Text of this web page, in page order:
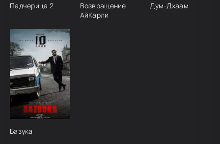
Падчерица 2
Возвращение
АйКарли
Дум-Дхаам
Базука